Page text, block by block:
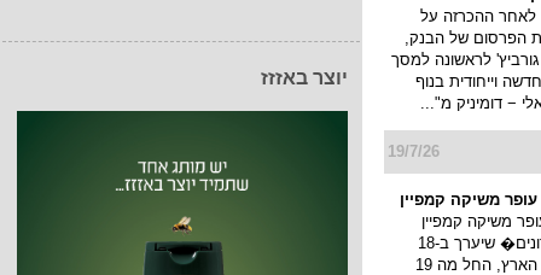
יוצר באזזז
לאחר ההכרזה על
הפרסום של הבנק,
לראשונה למסך
וייחודית בנוף
− דומיניק מ"...
19/7/26
עופר משיקה קמפיין
משיקה קמפיין
�חגיגת מועדונים� שיערך ב-18
קניונים ברחבי הארץ, החל מה 19